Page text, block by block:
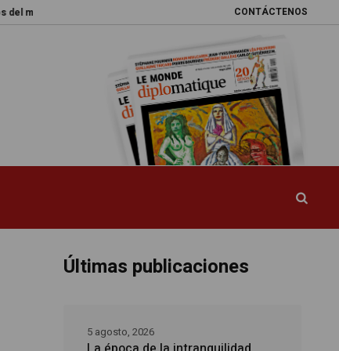
CONTÁCTENOS
Promesas rotas La esquiva reforma del
Últimas publicaciones
5 agosto, 2026